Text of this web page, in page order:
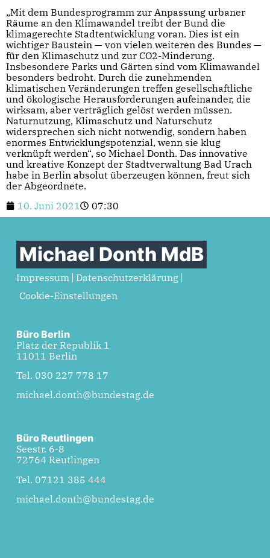
„Mit dem Bundesprogramm zur Anpassung urbaner
Räume an den Klimawandel treibt der Bund die
klimagerechte Stadtentwicklung voran. Dies ist ein
wichtiger Baustein — von vielen weiteren des Bundes —
für den Klimaschutz und zur CO2-Minderung.
Insbesondere Parks und Gärten sind vom Klimawandel
besonders bedroht. Durch die zunehmenden
klimatischen Veränderungen treffen gesellschaftliche
und ökologische Herausforderungen aufeinander, die
wirksam, aber verträglich gelöst werden müssen.
Naturnutzung, Klimaschutz und Naturschutz
widersprechen sich nicht notwendig, sondern haben
enormes Entwicklungspotenzial, wenn sie klug
verknüpft werden“, so Michael Donth. Das innovative
und kreative Konzept der Stadtverwaltung Bad Urach
habe in Berlin absolut überzeugen können, freut sich
der Abgeordnete.
10. Juni 2021
07:30
Michael Donth MdB
Impressum
Datenschutzerklärung
Cookie-Einstellungen
Büro Berlin
Platz der Republik 1
11011 Berlin
Tel. 030 227 778 17
michael.donth@bundestag.de
Büro Reutlingen
Seestr. 6-8
72764 Reutlingen
Tel. 07121 385 444
michael.donth@bundestag.de